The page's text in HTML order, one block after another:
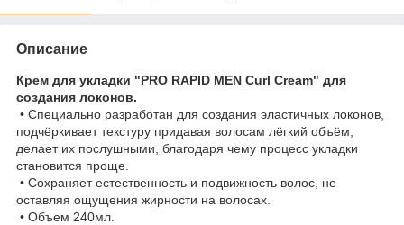
Описание
Крем для укладки "PRO RAPID MEN Curl Cream" для
создания локонов.
• Специально разработан для создания эластичных локонов,
подчёркивает текстуру придавая волосам лёгкий объём,
делает их послушными, благодаря чему процесс укладки
становится проще.
• Сохраняет естественность и подвижность волос, не
оставляя ощущения жирности на волосах.
• Объем 240мл.